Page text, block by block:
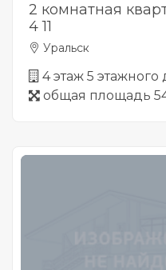
2 комнатная
4 11
Уральск
4 этаж 5 этажного
общая площадь